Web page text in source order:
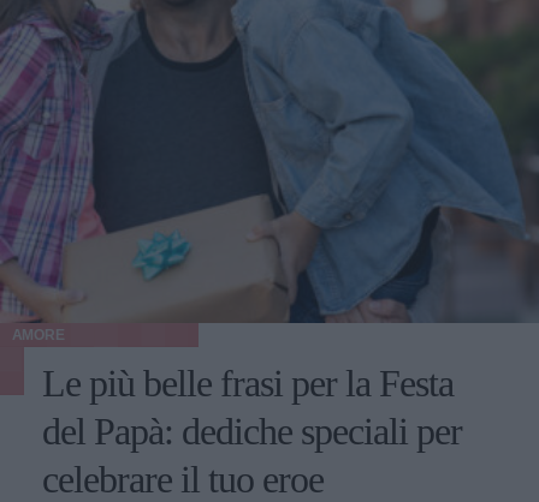
AMORE
Le più belle frasi per la Festa
del Papà: dediche speciali per
celebrare il tuo eroe